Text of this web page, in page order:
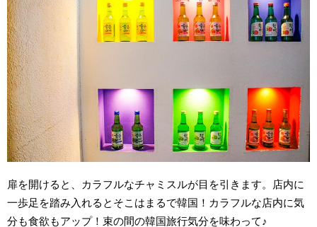
扉を開けると、カラフルなチャミスルが目を引きます。店内に
一歩足を踏み入れるとそこはまるで韓国！カラフルな店内に気
分も食欲もアップ！束の間の韓国旅行気分を味わって♪